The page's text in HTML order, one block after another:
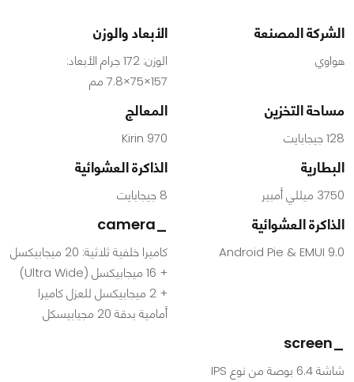
الشركة المصنعة
هواوي
الأبعاد والوزن
الوزن: 172 جرام الأبعاد:
157×75×7.8 مم
مساحة التخزين
128 جيجابايت
المعالج
Kirin 970
البطارية
3750 ميللي أمبير
الذاكرة العشوائية
8 جيجابايت
الذاكرة العشوائية
Android Pie & EMUI 9.0
_camera
كاميرا خلفية ثلاثية: 20 ميجابيكسل
+ 16 ميجابيكسل (Ultra Wide)
+ 2 ميجابيكسل للعزل كاميرا
أمامية بدقة 20 مجيابيسكل
_screen
شاشة 6.4 بوصة من نوع IPS